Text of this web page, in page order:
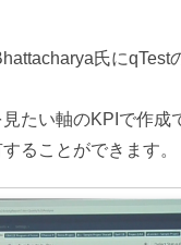
氏にqTest
たい軸のKPIで作成
ることができます。